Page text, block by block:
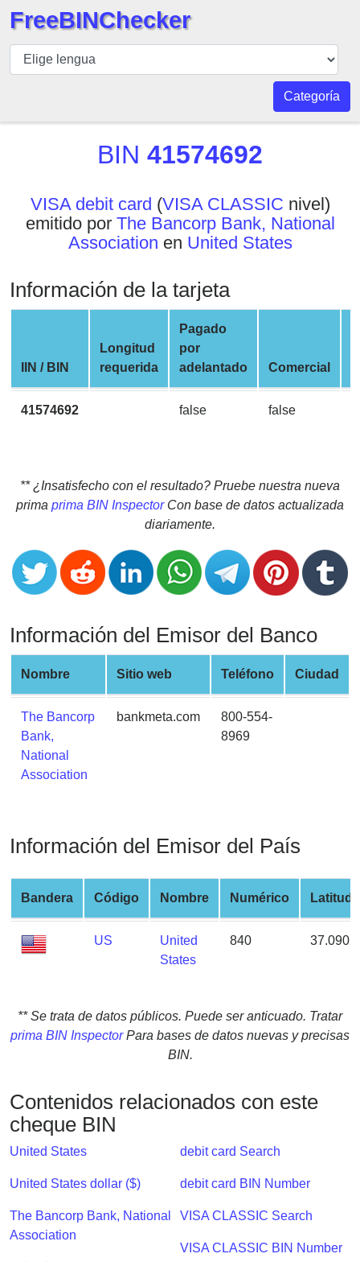
BIN
Inspector
API
BIN
Generator
BIN
Checker
CC
Generator
from
Banks
Card
Validator
Card
Generator
Random
Card
Generator
Generate
Credit
Card
from
BIN
Credit
Service
is
My
IP
IP
Lookup
Checker
/
Validator
FreeBINChecker
Categoría
BIN 41574692
VISA debit card (VISA CLASSIC nivel)
emitido por The Bancorp Bank, National
Association en United States
Información de la tarjeta
IIN / BIN
Longitud
requerida
Pagado
por
adelantado
Comercial
41574692 false false
** ¿Insatisfecho con el resultado? Pruebe nuestra nueva
prima prima BIN InspectorCon base de datos actualizada
diariamente.
Información del Emisor del Banco
Nombre Sitio web Teléfono Ciudad
The Bancorp
Bank,
National
Association
bankmeta.com
800-554-
8969
Información del Emisor del País
Bandera Código Nombre Numérico Latitud
US
United
States
840
** Se trata de datos públicos. Puede ser anticuado. Tratar
prima BIN InspectorPara bases de datos nuevas y precisas
BIN.
Contenidos relacionados con este
cheque BIN
United States
United States dollar ($)
The Bancorp Bank, National
Association
debit card Search
debit card BIN Number
VISA CLASSIC Search
VISA CLASSIC BIN Number